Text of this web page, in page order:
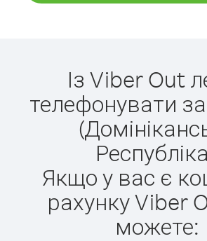
Із Viber Out
телефонувати
Якщо у вас є
рахунку Viber
можете: